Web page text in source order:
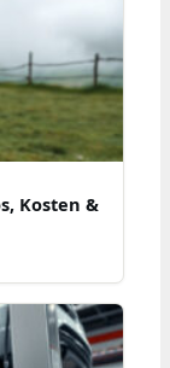
Kosten &